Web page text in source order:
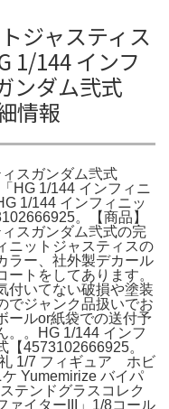
ジャスティス
1/144 インフ
ンダム弐式
情報
スガンダム弐式
HG 1/144 インフィニ
1/144 インフィニッ
。【商品】
スガンダム弐式の完
ニットジャスティスの
ラー、社外製デカール
トをしてあります。
付いてない破損や塗装
でジャンク品扱いでお
ールor紙袋での送付予
。HG 1/144 インフ
【4573102666925。
1/7 フィギュア ホビ
Yumemirize バイパ
ンドグラスコレク
ァイターIII」1/8コール